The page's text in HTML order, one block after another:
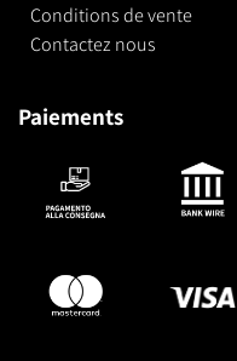
Conditions de vente
Contactez nous
Paiements